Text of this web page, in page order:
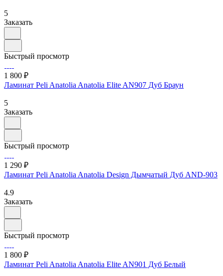
5
Заказать
Быстрый просмотр
1 800 ₽
Ламинат Peli Anatolia Anatolia Elite AN907 Дуб Браун
5
Заказать
Быстрый просмотр
1 290 ₽
Ламинат Peli Anatolia Anatolia Design Дымчатый Дуб AND-903
4.9
Заказать
Быстрый просмотр
1 800 ₽
Ламинат Peli Anatolia Anatolia Elite AN901 Дуб Белый